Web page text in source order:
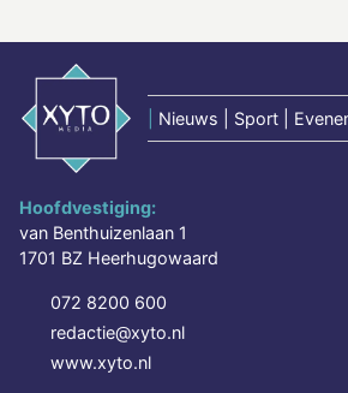
Nieuws | Sport |
Hoofdvestiging:
van Benthuizenlaan 1
1701 BZ Heerhugowaard
072 8200 600
redactie@xyto.nl
www.xyto.nl